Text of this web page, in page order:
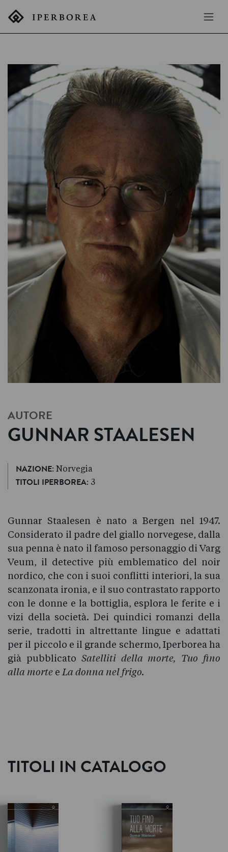
AUTORE
GUNNAR STAALESEN
NAZIONE: Norvegia
TITOLI IPERBOREA: 3
Gunnar Staalesen è nato a Bergen nel 1947.
Considerato il padre del giallo norvegese, dalla
sua penna è nato il famoso personaggio di Varg
Veum, il detective più emblematico del noir
nordico, che con i suoi conflitti interiori, la sua
scanzonata ironia, e il suo contrastato rapporto
con le donne e la bottiglia, esplora le ferite e i
vizi della società. Dei quindici romanzi della
serie, tradotti in altrettante lingue e adattati
per il piccolo e il grande schermo, Iperborea ha
già pubblicato Satelliti della morte,
Tuo fino
alla morte e La donna nel frigo.
TITOLI IN CATALOGO